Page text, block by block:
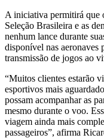
A iniciativa permitirá que
Seleção Brasileira e as
nenhum lance durante
disponível nas aeronaves
transmissão de jogos ao
“Muitos clientes estarão
esportivos mais
possam acompanhar as
mesmo durante o voo.
viagem ainda mais
passageiros”, afirma